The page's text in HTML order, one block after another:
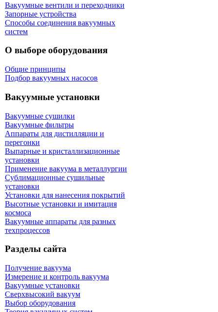
Вакуумные вентили и переходники
Запорные устройства
Способы соединения вакуумных
систем
О выборе оборудования
Общие принципы
Подбор вакуумных насосов
Вакуумные установки
Вакуумные сушилки
Вакуумные фильтры
Аппараты для дистилляции и
перегонки
Выпарные и кристаллизационные
установки
Применение вакуума в металлургии
Сублимационные сушильные
установки
Установки для нанесения покрытий
Высотные установки и имитация
космоса
Вакуумные аппараты для разных
техпроцессов
Разделы сайта
Получение вакуума
Измерение и контроль вакуума
Вакуумные установки
Сверхвысокий вакуум
Выбор оборудования